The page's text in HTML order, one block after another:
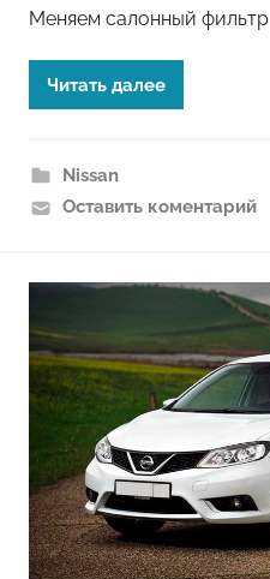
Меняем салонный фильтр
Читать далее
Nissan
Оставить коментарий